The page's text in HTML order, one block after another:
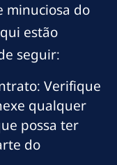
minuciosa do
estão
seguir:
Verifique
qualquer
possa ter
do